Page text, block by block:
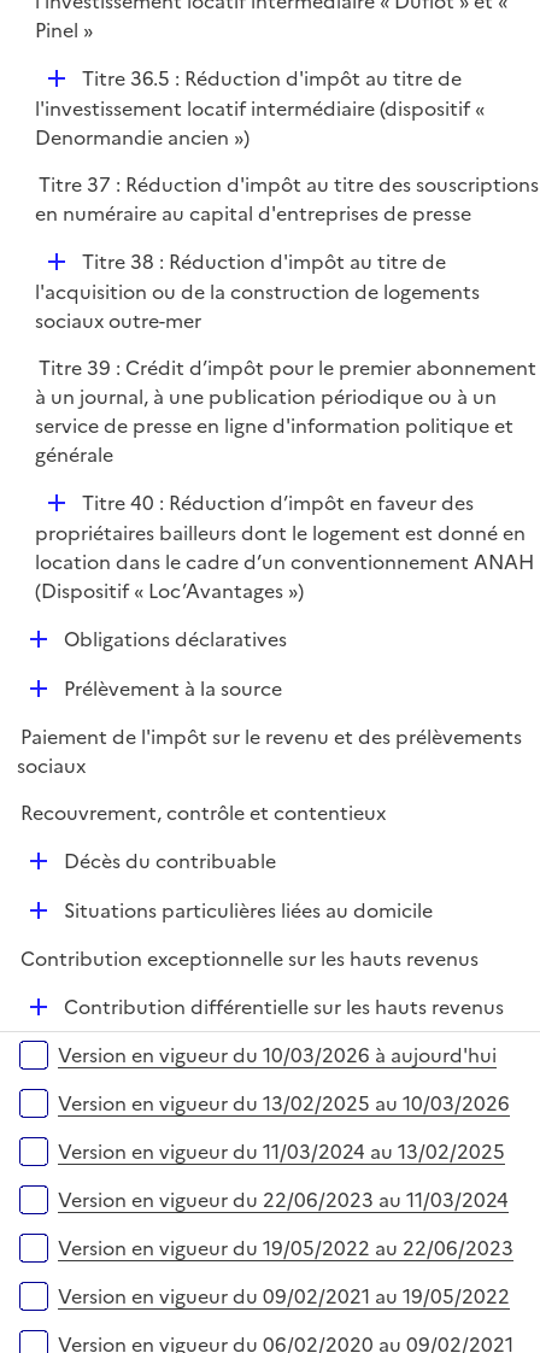
p
e
r
Pinel »
D
é
p
i
e
Titre 36.5 : Réduction d'impôt au titre de
l'investissement locatif intermédiaire (dispositif «
Denormandie ancien »)
Titre 37 : Réduction d'impôt au titre des souscriptions
en numéraire au capital d'entreprises de presse
D
é
p
i
e
r
Titre 38 : Réduction d'impôt au titre de
l'acquisition ou de la construction de logements
sociaux outre-mer
Titre 39 : Crédit d’impôt pour le premier abonnement
à un journal, à une publication périodique ou à un
service de presse en ligne d'information politique et
générale
D
é
p
l
e
r
Titre 40 : Réduction d’impôt en faveur des
propriétaires bailleurs dont le logement est donné en
location dans le cadre d’un conventionnement ANAH
(Dispositif « Loc’Avantages »)
D
i
e
r
Obligations déclaratives
D
p
l
i
Prélèvement à la source
Paiement de l'impôt sur le revenu et des prélèvements
sociaux
Recouvrement, contrôle et contentieux
D
i
r
Décès du contribuable
D
p
i
e
Situations particulières liées au domicile
Contribution exceptionnelle sur les hauts revenus
D
é
p
e
Contribution différentielle sur les hauts revenus
Versions sur la période
Version en vigueur du 10/03/2026 à aujourd'hui
Version en vigueur du 13/02/2025 au 10/03/2026
Version en vigueur du 11/03/2024 au 13/02/2025
Version en vigueur du 22/06/2023 au 11/03/2024
Version en vigueur du 19/05/2022 au 22/06/2023
Version en vigueur du 09/02/2021 au 19/05/2022
Version en vigueur du 06/02/2020 au 09/02/2021